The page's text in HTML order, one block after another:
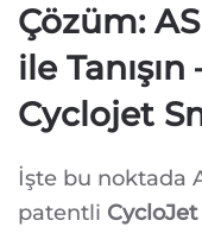
Çözüm:
ile
Cyclojet
İşte bu noktada
patentli